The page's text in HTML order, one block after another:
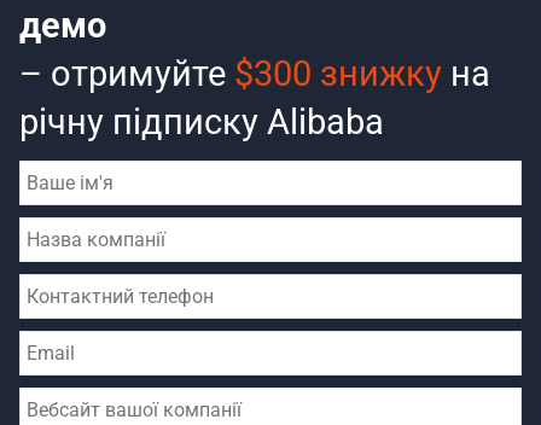
демо
– отримуйте $300 знижку на
річну підписку Alibaba